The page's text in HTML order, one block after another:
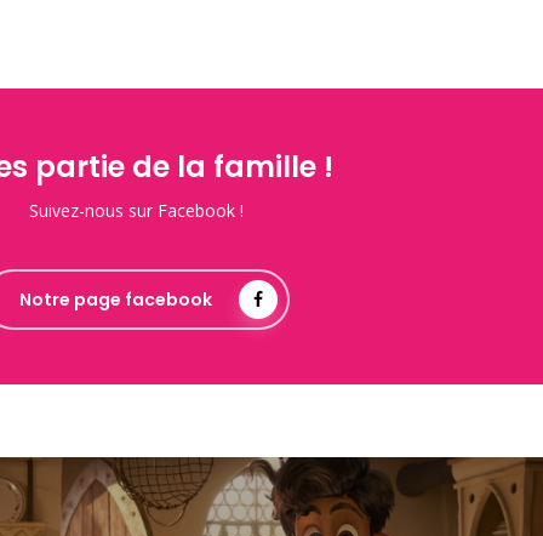
partie de la famille !
Suivez-nous sur Facebook !
Notre page facebook